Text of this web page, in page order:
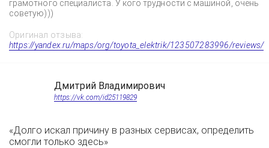
грамотного специалиста. У кого трудности с машиной, очень
советую)))
Оригинал отзыва:
https://yandex.ru/maps/org/toyota_elektrik/123507283996/reviews/
Дмитрий Владимирович
https://vk.com/id25119829
«Долго искал причину в разных сервисах, определить
смогли только здесь»